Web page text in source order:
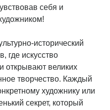
себя и
исторический
где искусство
открывают великих
творчество. Каждый
художнику или
секрет, который